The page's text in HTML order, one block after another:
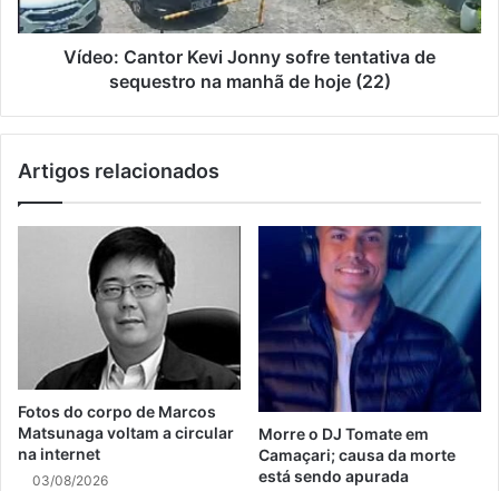
Vídeo: Cantor Kevi Jonny sofre tentativa de
sequestro na manhã de hoje (22)
Artigos relacionados
Fotos do corpo de Marcos
Matsunaga voltam a circular
na internet
03/08/2026
Morre o DJ Tomate em
Camaçari; causa da morte
está sendo apurada